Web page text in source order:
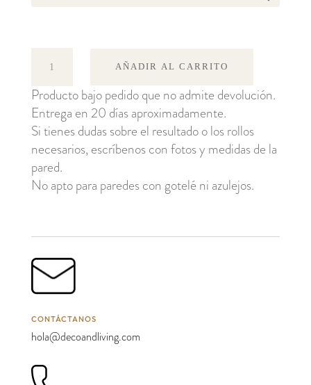
AÑADIR AL CARRITO
Producto bajo pedido que no admite devolución.
Entrega en 20 días aproximadamente.
Si tienes dudas sobre el resultado o los rollos
necesarios, escríbenos con fotos y medidas de la
pared.
No apto para paredes con gotelé ni azulejos.
CONTÁCTANOS
hola@decoandliving.com